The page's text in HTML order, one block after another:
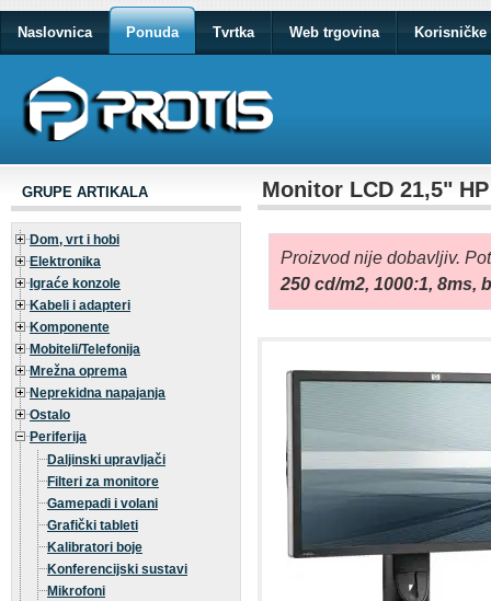
Naslovnica Ponuda Tvrtka Web trgovina Korisničke
GRUPE ARTIKALA
Dom, vrt i hobi
Elektronika
Igraće konzole
Kabeli i adapteri
Komponente
Mobiteli/Telefonija
Mrežna oprema
Neprekidna napajanja
Ostalo
Periferija
Daljinski upravljači
Filteri za monitore
Gamepadi i volani
Grafički tableti
Kalibratori boje
Konferencijski sustavi
Mikrofoni
Monitor LCD 21,5"
Proizvod nije dobavljiv.
250 cd/m2, 1000:1, 8ms,